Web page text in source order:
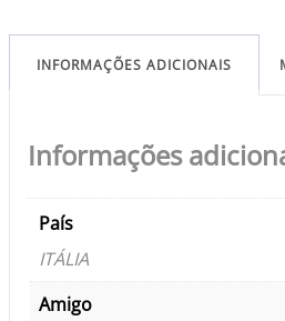
INFORMAÇÕES ADICIONAIS
Informações
País
ITÁLIA
Amigo